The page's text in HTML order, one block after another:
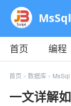
MsSql
首页 编程
教程
平面
首页 > 数据库> MsSql
一文详解